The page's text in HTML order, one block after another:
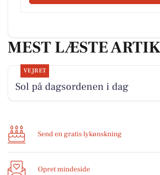
MEST LÆSTE
VEJRET
Sol på dagsordenen i dag
Send en gratis lykønskning
Opret mindeside